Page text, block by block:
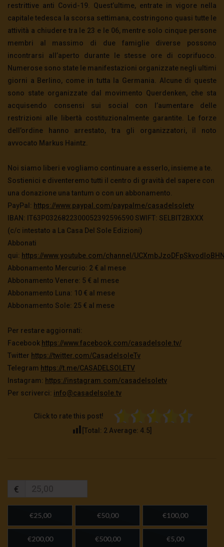
0
829 0 0
restrittive anti Covid-19. Quest’ultime, entrate in vigore nella
capitale tedesca la scorsa settimana, costringono quasi tutte le
attività a chiudere tra le 23 e le 06, mentre solo cinque persone
membri al massimo di due famiglie diverse possono
incontrarsi all’aperto durante le stesse ore di coprifuoco.
Numerose sono state le manifestazioni organizzate negli ultimi
giorni a Berlino, come in tutta la Germania. Alcune di queste
sono state organizzate dal movimento Querdenken, che sta
acquisendo consensi sui social con l’aumentare delle
restrizioni alle libertà costituzionalmente garantite. Le forze
dell’ordine hanno arrestato, tra gli organizzatori, il noto
avvocato Markus Haintz.
Noi siamo liberi e vogliamo continuare a esserlo, insieme a te.
Sostienici e diventeremo tutti il centro di gravità del sapere con
una donazione una tantum o con un abbonamento.
PayPal: https://www.paypal.com/paypalme/casadelsoletv
IBAN: IT63P0326822300052392596590 SWIFT: SELBIT2BXXX
(c/c intestato a La Casa Del Sole Edizioni)
Abbonati
qui: https://www.youtube.com/channel/
Abbonamento Mercurio: 2 € al mese
Abbonamento Venere: 5 € al mese
Abbonamento Luna: 10 € al mese
Abbonamento Sole: 25 € al mese
Per restare aggiornati:
Facebook https://www.facebook.com/casadelsole.tv/
Twitter https://twitter.com/CasadelsoleTv
Telegram https://t.me/CASADELSOLETV
Instagram: https://instagram.com/casadelsoletv
Per scriverci: info@casadelsole.tv
Click to rate this post!
[Total: 2 Average: 4.5
€
€25,00 €50,00 €100,00
€200,00 €500,00 €5,00